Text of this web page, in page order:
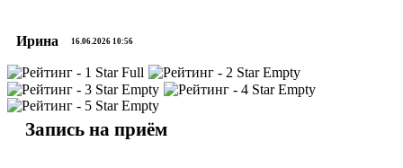
Ирина 16.06.2026 10:56
Запись на приём